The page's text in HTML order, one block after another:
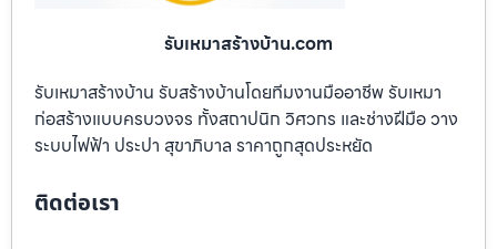
รับเหมาสร้างบ้าน.com
รับเหมาสร้างบ้าน รับสร้างบ้านโดยทีมงานมืออาชีพ รับเหมา
ก่อสร้างแบบครบวงจร ทั้งสถาปนิก วิศวกร และช่างฝีมือ วาง
ระบบไฟฟ้า ประปา สุขาภิบาล ราคาถูกสุดประหยัด
ติดต่อเรา